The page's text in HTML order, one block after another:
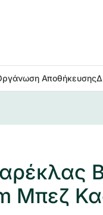
Αποθήκευσης
Μπεζ